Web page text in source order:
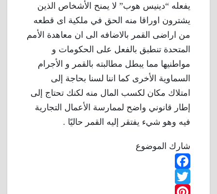
يفعله “دينيس هوب” لا يمنح الأشخاص الذين
يشترون اوراقا منه الحق في ملكية اى قطعه
من اراضى القمر بالاضافه الى ان معاهدة الأمم
المتحدة تنطبق بالفعل على الحكومات و
مواطنيها مما يبطل مطالبته بالقمر و الأجرام
السماوية الأخرى كما اننا لسنا بحاجة إلى
امتلاك مكان لكسب المال منه لكنك تحتاج إلى
إطار قانوني واضح لممارسة الأعمال التجارية
فيه وهو شيء يفتقر إليه القمر حاليًا .
شارك الموضوع
F
a
T